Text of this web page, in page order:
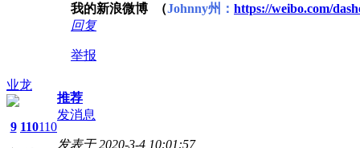
我的新浪微博 （Johnny州： https://weibo.com/
回复
举报
业龙
9 110110
推荐
发消息
发表于 2020-3-4 10:01:57